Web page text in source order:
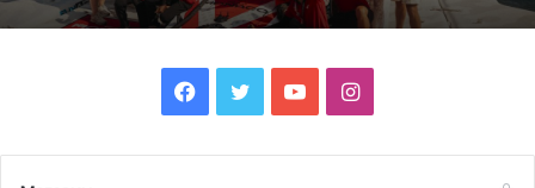
девяти матчей во всех турнирах и ни разу не проиграл
Игроки «Монако» практически до последней минуты не
могли распечатать ворота «Байера» и пропустили мяч от
Facebook
TwitterYouTubeInstagram